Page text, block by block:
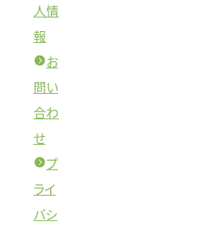
人情
報
お
問い
合わ
せ
プ
ライ
バシ